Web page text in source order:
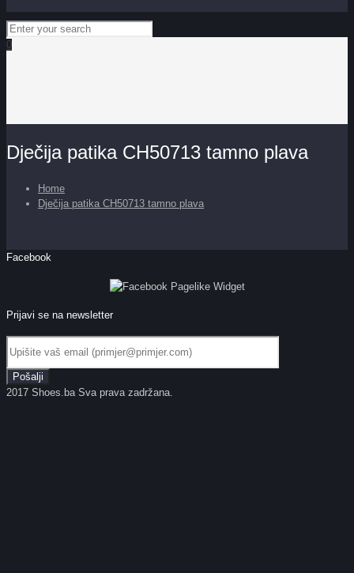
0
Dječija patika CH50713 tamno plava
Home
Dječija patika CH50713 tamno plava
Facebook
Prijavi se na newsletter
2017 Shoes.ba Sva prava zadržana.